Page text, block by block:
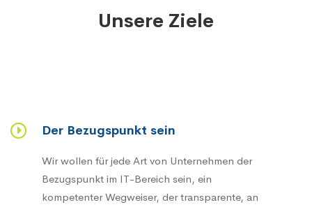
Unsere Ziele
Der Bezugspunkt sein
Wir wollen für jede Art von Unternehmen der
Bezugspunkt im IT-Bereich sein, ein
kompetenter Wegweiser, der transparente, an